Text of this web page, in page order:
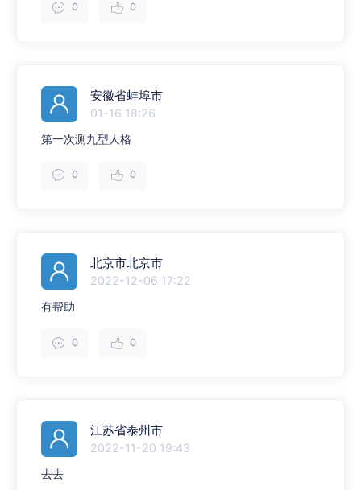
0 0
安徽省蚌埠市
01-16 18:26
第一次测九型人格
0 0
北京市北京市
2022-12-06 17:22
有帮助
0 0
江苏省泰州市
2022-11-20 19:43
去去